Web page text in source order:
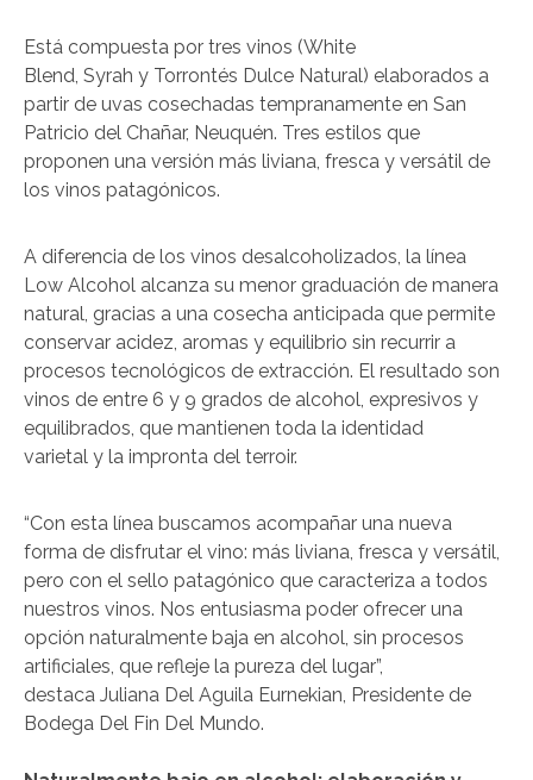
Está compuesta por tres vinos (White
Blend, Syrah y Torrontés Dulce Natural) elaborados a
partir de uvas cosechadas tempranamente en San
Patricio del Chañar, Neuquén. Tres estilos que
proponen una versión más liviana, fresca y versátil de
los vinos patagónicos.
A diferencia de los vinos desalcoholizados, la línea
Low Alcohol alcanza su menor graduación de manera
natural, gracias a una cosecha anticipada que permite
conservar acidez, aromas y equilibrio sin recurrir a
procesos tecnológicos de extracción. El resultado son
vinos de entre 6 y 9 grados de alcohol, expresivos y
equilibrados, que mantienen toda la identidad
varietal y la impronta del terroir.
“Con esta línea buscamos acompañar una nueva
forma de disfrutar el vino: más liviana, fresca y versátil,
pero con el sello patagónico que caracteriza a todos
nuestros vinos. Nos entusiasma poder ofrecer una
opción naturalmente baja en alcohol, sin procesos
artificiales, que refleje la pureza del lugar”,
destaca Juliana Del Aguila Eurnekian, Presidente de
Bodega Del Fin Del Mundo.